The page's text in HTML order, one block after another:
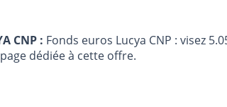
CNP : Fonds euros Lucya CNP : visez
dédiée à cette offre.